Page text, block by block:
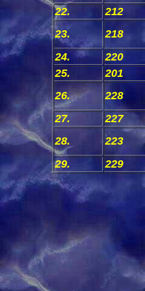
22.
212
23.
218
24.
220
25.
201
26.
228
27.
227
28.
223
29.
229